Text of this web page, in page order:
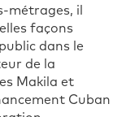
métrages, il
façons
dans le
de la
Makila et
Cuban